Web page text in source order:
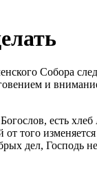
Собора
и
есть
того
дел, Господь